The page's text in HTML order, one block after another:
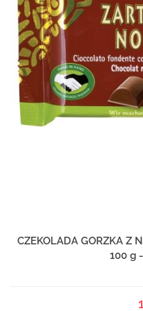
CZEKOLADA GORZKA Z
100 g